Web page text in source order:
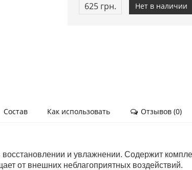
625 грн. Нет в наличии
Состав Как использовать Отзывов (0)
и увлажнении. Содержит
от внешних неблагоприятных воздействий.